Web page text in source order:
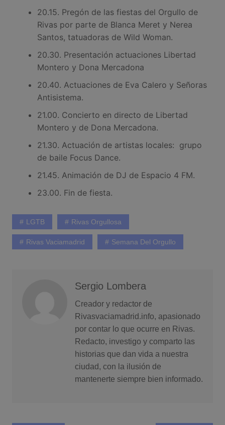
20.15. Pregón de las fiestas del Orgullo de
Rivas por parte de Blanca Meret y Nerea
Santos, tatuadoras de Wild Woman.
20.30. Presentación actuaciones Libertad
Montero y Dona Mercadona
20.40. Actuaciones de Eva Calero y Señoras
Antisistema.
21.00. Concierto en directo de Libertad
Montero y de Dona Mercadona.
21.30. Actuación de artistas locales: grupo
de baile Focus Dance.
21.45. Animación de DJ de Espacio 4 FM.
23.00. Fin de fiesta.
LGTB Rivas Orgullosa
Rivas Vaciamadrid Semana Del Orgullo
Sergio Lombera
Creador y redactor de
Rivasvaciamadrid.info, apasionado
por contar lo que ocurre en Rivas.
Redacto, investigo y comparto las
historias que dan vida a nuestra
ciudad, con la ilusión de
mantenerte siempre bien informado.